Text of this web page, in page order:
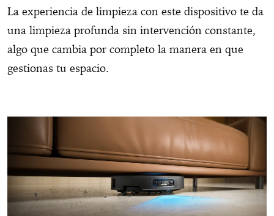
La experiencia de limpieza con este dispositivo te da
una limpieza profunda sin intervención constante,
algo que cambia por completo la manera en que
gestionas tu espacio.